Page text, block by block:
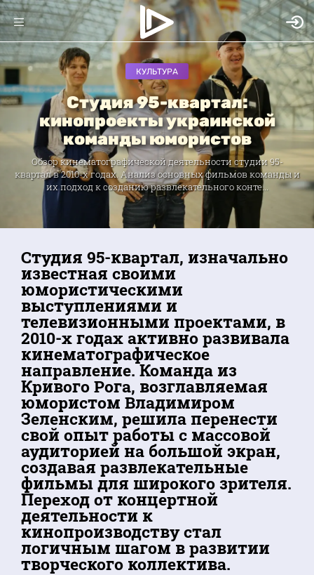
КУЛЬТУРА
Студия 95-квартал:
кинопроекты украинской
команды юмористов
Обзор кинематографической деятельности студии 95-
квартал в 2010-х годах. Анализ основных фильмов команды и
их подход к созданию развлекательного конте...
Студия 95-квартал, изначально
известная своими
юмористическими
выступлениями и
телевизионными проектами, в
2010-х годах активно развивала
кинематографическое
направление. Команда из
Кривого Рога, возглавляемая
юмористом Владимиром
Зеленским, решила перенести
свой опыт работы с массовой
аудиторией на большой экран,
создавая развлекательные
фильмы для широкого зрителя.
Переход от концертной
деятельности к
кинопроизводству стал
логичным шагом в развитии
творческого коллектива.